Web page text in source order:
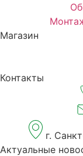
Магазин
Контакты
г.
Актуальные